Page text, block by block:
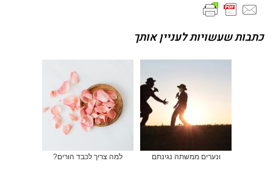
כתבות שעשויות לעניין אותך
ונערים ממשתה נגינתם למה צריך לכבד הורים?